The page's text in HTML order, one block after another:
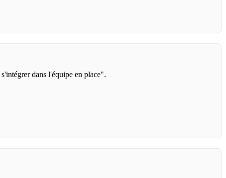
dans l'équipe en place".